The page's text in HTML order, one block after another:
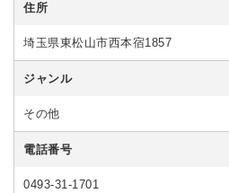
住所
埼玉県東松山市西本宿1857
ジャンル
その他
電話番号
0493-31-1701